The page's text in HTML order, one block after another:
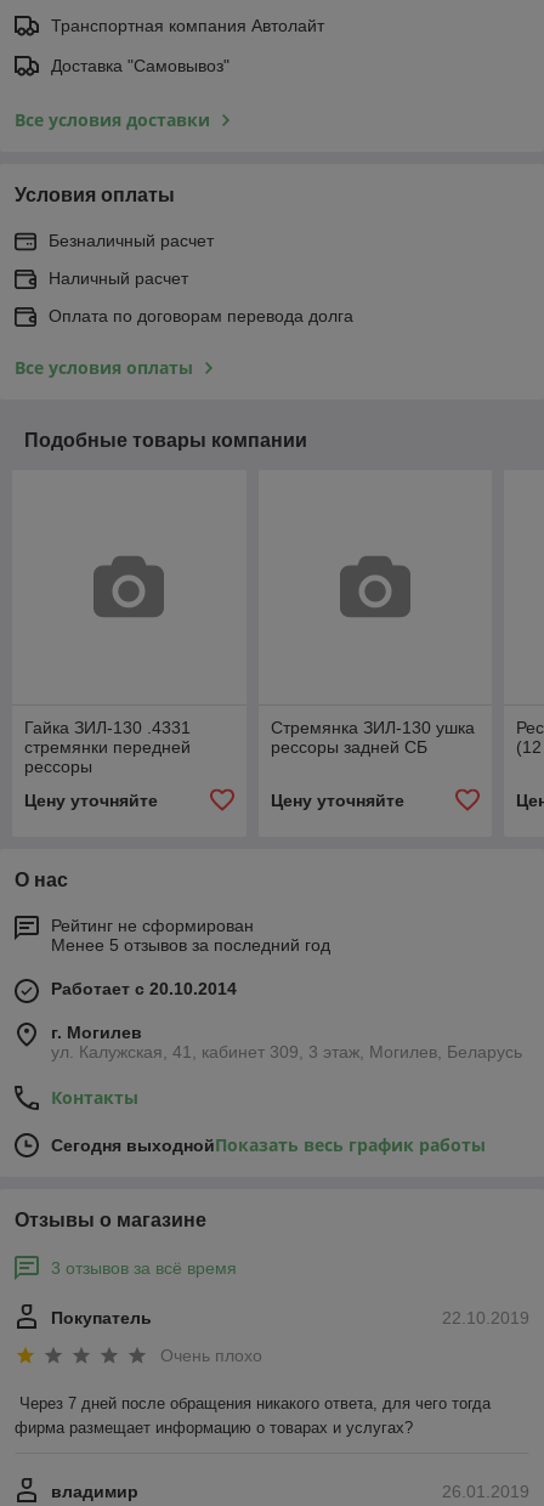
Транспортная компания Автолайт
Доставка "Самовывоз"
Все условия доставки
Условия оплаты
Безналичный расчет
Наличный расчет
Оплата по договорам перевода долга
Все условия оплаты
Подобные товары компании
Гайка ЗИЛ-130 .4331
стремянки передней
рессоры
Цену уточняйте
Стремянка ЗИЛ-130 ушка
рессоры задней СБ
Цену уточняйте
О нас
Рейтинг не сформирован
Менее 5 отзывов за последний год
Работает с 20.10.2014
г. Могилев
ул. Калужская, 41, кабинет 309, 3 этаж, Могилев, Беларусь
Контакты
Сегодня выходнойПоказать весь график работы
Отзывы о магазине
3 отзывов за всё время
22.10.2019
Покупатель
Очень плохо
Через 7 дней после обращения никакого ответа, для чего тогда
фирма размещает информацию о товарах и услугах?
26.01.2019
владимир